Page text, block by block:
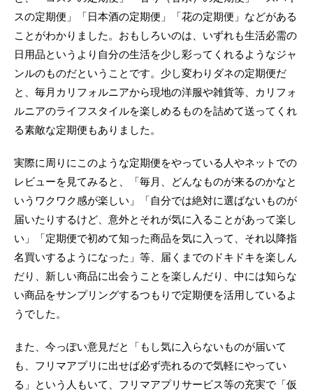
スの定期便」「日本酒の定期便」「花の定期便」などがある
ことがわかりました。おもしろいのは、いずれも生活必需の
日用品というより自分の生活を少し彩ってくれるようなジャ
ンルのものだということです。少し変わりダネの定期便だ
と、毎月カリフォルニアから現地の洋服や雑貨等、カリフォ
ルニアのライフスタイルを楽しめるものを詰めて送ってくれ
る素敵な定期便もありました。
実際に周りにこのような定期便をやっている人やネットでの
レビューを見てみると、「毎月、どんなものが来るのかなと
いうワクワク感が楽しい」「自分では絶対に選ばないものが
届いたりするけど、意外とそれが気に入ることがあって楽し
い」「定期便で初めて知った商品を気に入って、それ以降指
名買いするようになった」等、届くまでのドキドキを楽しん
だり、新しい商品に出会うことを楽しんだり、中には知らな
い商品をサンプリングするつもりで定期便を活用しているよ
うでした。
また、今っぽい意見だと「もし気に入らないものが届いて
も、フリマアプリに出せば必ず売れるので気軽にやってい
る」という人もいて、フリマアプリサービス等の充実で「仮